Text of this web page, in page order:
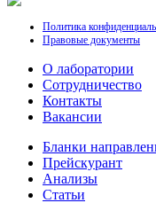
Политика
Правовые документы
О лаборатории
Cотрудничество
Контакты
Вакансии
Бланки
Прейскурант
Анализы
Статьи